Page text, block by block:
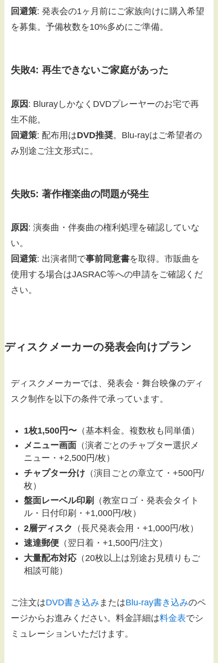
回避策: 発表会の1ヶ月前にご家族向けに購入希望
を募集。予備枚数を10%多めにご準備。
失敗4: 再生できないご家庭があった
原因 : BlurayしかなくDVDプレーヤーのお宅で再
生不能。
回避策: 配布用はDVD推奨。Blu-rayはご希望者の
み別途ご注文形式に。
失敗5: 著作権楽曲の問題が発生
原因 : 演奏曲・伴奏曲の権利処理を確認していな
い。
回避策: 出演者間で事前同意書を取得。市販曲を
使用する場合はJASRAC等への申請をご確認くだ
さい。
ディスクメーカーの発表会向けプラン
ディスクメーカーでは、発表会・舞台映像のディ
スク制作を以下の条件で承っています。
1枚1,500円〜 （基本料金。複数枚も同単価）
メニュー画面 （演者ごとのチャプター選択メ
ニュー・+2,500円/枚）
チャプター分け （演目ごとの章立て・+500円/
枚）
盤面レーベル印刷
（教室ロゴ・発表会タイト
ル・日付印刷・+1,000円/枚）
2層ディスク
（長尺発表会用・+1,000円/枚）
速達郵便 （翌日着・+1,500円/注文）
大量配布対応（20枚以上は別途お見積りもご
相談可能）
ご注文はDVD書き込み またはBlu-ray書き込みのペ
ージからお進みください。料金詳細は料金表でシ
ミュレーションいただけます。